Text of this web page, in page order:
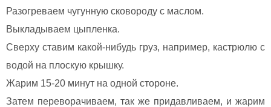
Разогреваем чугунную сковороду с маслом.
Выкладываем цыпленка.
Сверху ставим какой-нибудь груз, например, кастрюлю с
водой на плоскую крышку.
Жарим 15-20 минут на одной стороне.
Затем переворачиваем, так же придавливаем, и жарим